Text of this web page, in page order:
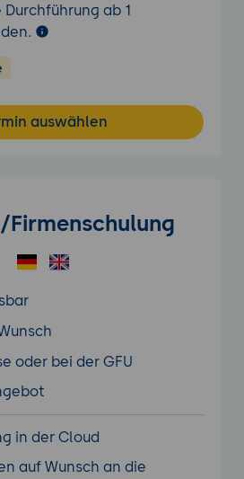
ab 1
auswählen
Firmenschulung
oder bei der GFU
in der Cloud
auf Wunsch an die